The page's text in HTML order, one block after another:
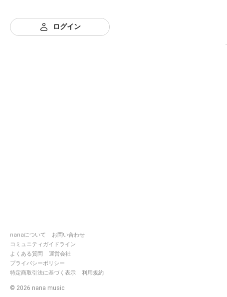
ログイン
nanaについて
お問い合わせ
コミュニティガイドライン
よくある質問
運営会社
プライバシーポリシー
特定商取引法に基づく表示
利用規約
© 2026 nana music